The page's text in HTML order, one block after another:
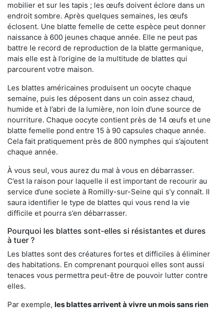
mobilier et sur les tapis ; les œufs doivent éclore dans un
endroit sombre. Après quelques semaines, les œufs
éclosent. Une blatte femelle de cette espèce peut donner
naissance à 600 jeunes chaque année. Elle ne peut pas
battre le record de reproduction de la blatte germanique,
mais elle est à l’origine de la multitude de blattes qui
parcourent votre maison.
Les blattes américaines produisent un oocyte chaque
semaine, puis les déposent dans un coin assez chaud,
humide et à l’abri de la lumière, non loin d’une source de
nourriture. Chaque oocyte contient près de 14 œufs et une
blatte femelle pond entre 15 à 90 capsules chaque année.
Cela fait pratiquement près de 800 nymphes qui s’ajoutent
chaque année.
À vous seul, vous aurez du mal à vous en débarrasser.
C’est la raison pour laquelle il est important de recourir au
service d’une societe à Romilly-sur-Seine qui s’y connaît. Il
saura identifier le type de blattes qui vous rend la vie
difficile et pourra s’en débarrasser.
Pourquoi les blattes sont-elles si résistantes et dures
à tuer ?
Les blattes sont des créatures fortes et difficiles à éliminer
des habitations. En comprenant pourquoi elles sont aussi
tenaces vous permettra peut-être de pouvoir lutter contre
elles.
Par exemple, les blattes arrivent à vivre un mois sans rien